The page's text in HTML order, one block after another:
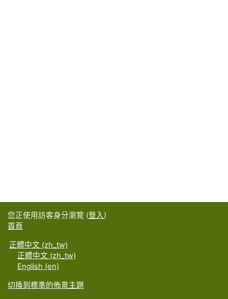
您正使用訪客身分瀏覽 (登入)
首頁
正體中文 ‎(zh_tw)‎
正體中文 ‎(zh_tw)‎
English ‎(en)‎
切換到標準的佈景主題